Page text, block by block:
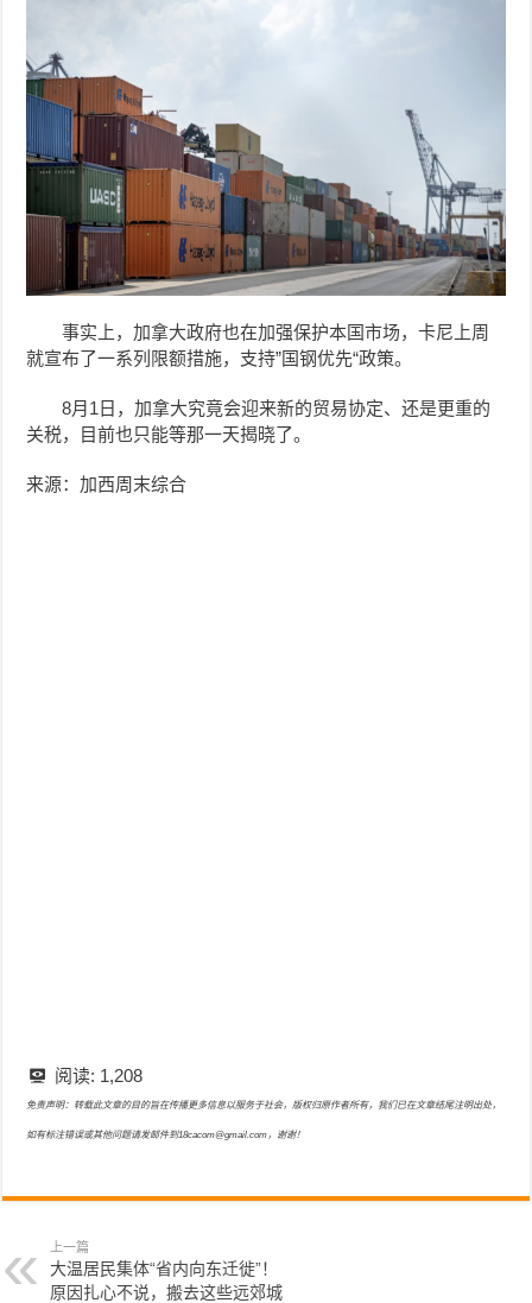
事实上，加拿大政府也在加强保护本国市场，卡尼上周
就宣布了一系列限额措施，支持”国钢优先“政策。
8月1日，加拿大究竟会迎来新的贸易协定、还是更重的
关税，目前也只能等那一天揭晓了。
来源：加西周末综合
阅读: 1,208
免责声明：转载此文章的目的旨在传播更多信息以服务于社会，版权归原作者所有，我们已在文章结尾注明出处，
如有标注错误或其他问题请发邮件到18cacom@gmail.com，谢谢！
上一篇
大温居民集体“省内向东迁徙”！
原因扎心不说，搬去这些远郊城